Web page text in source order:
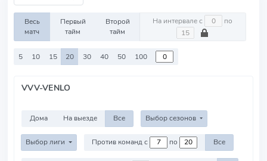
Весь
матч
Первый
тайм
Второй
тайм
На интервале с по
5 10 15 20 30 40 50 100
VVV-VENLO
Дома На выезде Все Выбор сезонов
Выбор лиги Против команд с по Все